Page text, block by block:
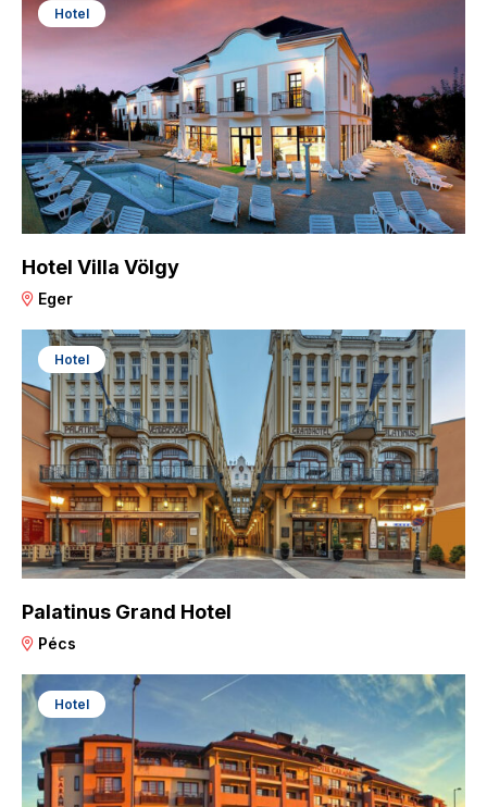
Hotel
Hotel Villa Völgy
Eger
Hotel
Palatinus Grand Hotel
Pécs
Hotel